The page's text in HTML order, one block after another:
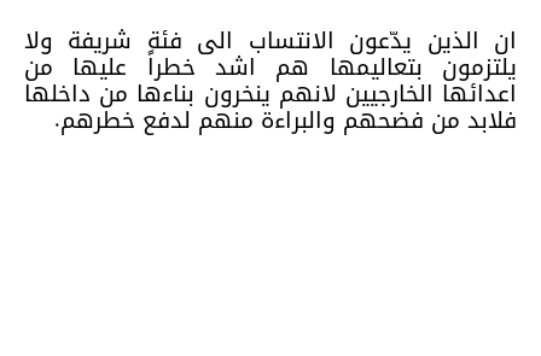
ان الذين يدّعون الانتساب الى فئة شريفة ولا
يلتزمون بتعاليمها هم اشد خطراً عليها من
اعدائها الخارجيين لانهم ينخرون بناءها من داخلها
فلابد من فضحهم والبراءة منهم لدفع خطرهم.